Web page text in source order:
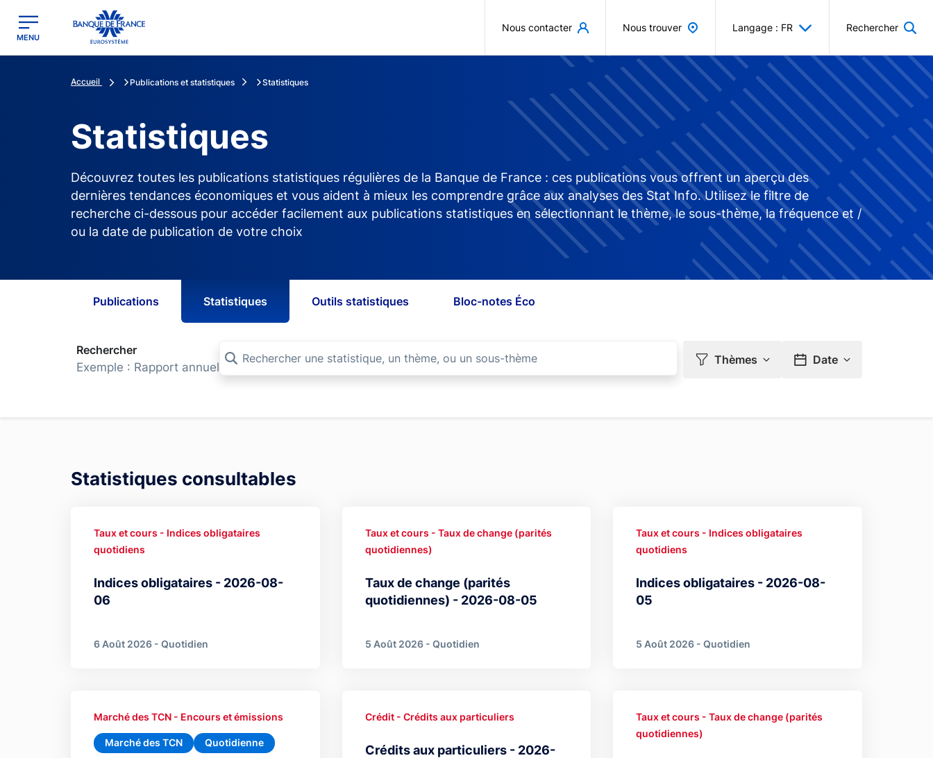
Banque de France - Menu Principal
MENU
Nous contacter Nous trouver Langage : FR Rechercher
Accueil Publications et statistiques Statistiques
Statistiques
Découvrez toutes les publications statistiques régulières de la Banque de France : ces publications vous offrent un aperçu des
dernières tendances économiques et vous aident à mieux les comprendre grâce aux analyses des Stat Info. Utilisez le filtre de
recherche ci-dessous pour accéder facilement aux publications statistiques en sélectionnant le thème, le sous-thème, la fréquence et /
ou la date de publication de votre choix
Publications Statistiques Outils statistiques Bloc-notes Éco
Rechercher
Exemple : Rapport annuel Thèmes Date
Statistiques consultables
Indices obligataires - 2026-08-
06
Taux et cours - Indices obligataires
quotidiens
6 Août 2026 - Quotidien
Taux de change (parités
quotidiennes) - 2026-08-05
Taux et cours - Taux de change (parités
quotidiennes)
5 Août 2026 - Quotidien
Indices obligataires - 2026-08-
05
Taux et cours - Indices obligataires
quotidiens
5 Août 2026 - Quotidien
Marché des TCN - Encours et émissions
Marché des TCN Quotidienne
Crédits aux particuliers - 2026-
Crédit - Crédits aux particuliers
Taux et cours - Taux de change (parités
quotidiennes)